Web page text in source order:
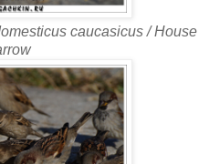
caucasicus / House